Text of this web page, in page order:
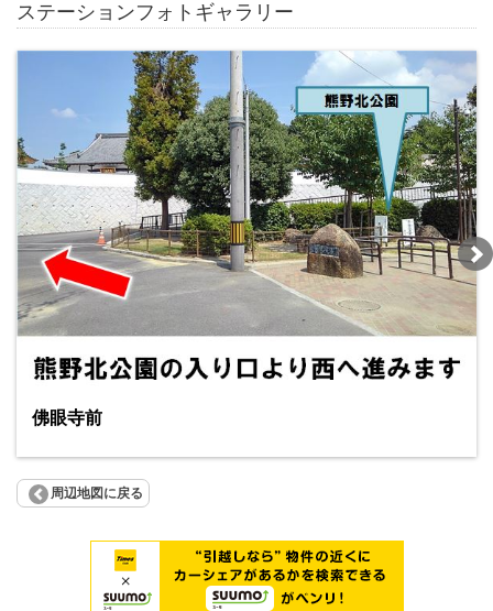
ステーションフォトギャラリー
佛眼寺前
周辺地図に戻る